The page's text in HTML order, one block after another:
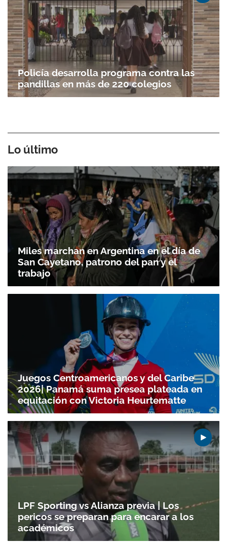
Policía desarrolla programa contra las
pandillas en más de 220 colegios
Lo último
Miles marchan en Argentina en el día de
San Cayetano, patrono del pan y el
trabajo
Juegos Centroamericanos y del Caribe
2026| Panamá suma presea plateada en
equitación con Victoria Heurtematte
LPF Sporting vs Alianza previa | Los
pericos se preparan para encarar a los
académicos